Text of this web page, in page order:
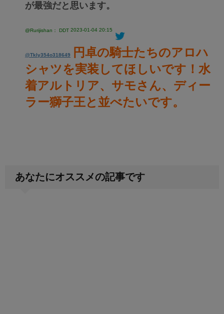
が最強だと思います。
@Rurijishan： DDT 2023-01-04 20:15
@Tkly354o318649
円卓の騎士たちのアロハ
シャツを実装してほしいです！水
着アルトリア、サモさん、ディー
ラー獅子王と並べたいです。
あなたにオススメの記事です